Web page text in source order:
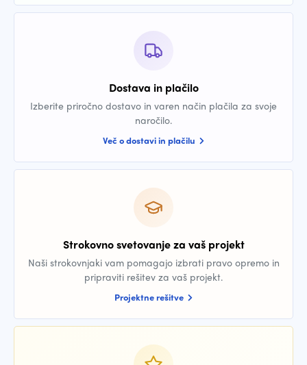
Dostava in plačilo
Izberite priročno dostavo in varen način plačila za svoje
naročilo.
Več o dostavi in plačilu
Strokovno svetovanje za vaš projekt
Naši strokovnjaki vam pomagajo izbrati pravo opremo in
pripraviti rešitev za vaš projekt.
Projektne rešitve